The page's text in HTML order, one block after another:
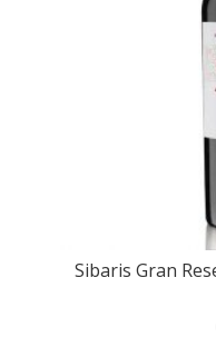
Sibaris Gran